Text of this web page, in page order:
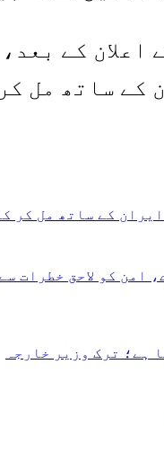
کے
کے ساتھ مل
کے ساتھ مل کر
امن کو لاحق خطرات